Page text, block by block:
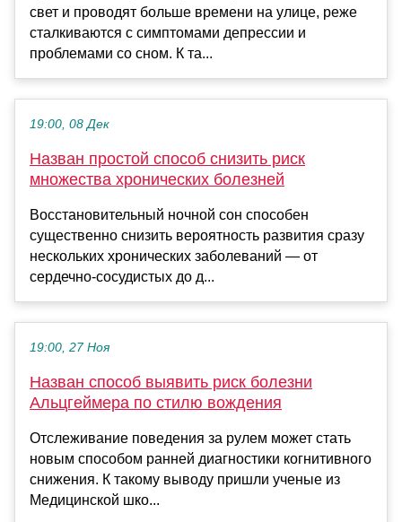
свет и проводят больше времени на улице, реже
сталкиваются с симптомами депрессии и
проблемами со сном. К та...
19:00, 08 Дек
Назван простой способ снизить риск
множества хронических болезней
Восстановительный ночной сон способен
существенно снизить вероятность развития сразу
нескольких хронических заболеваний — от
сердечно-сосудистых до д...
19:00, 27 Ноя
Назван способ выявить риск болезни
Альцгеймера по стилю вождения
Отслеживание поведения за рулем может стать
новым способом ранней диагностики когнитивного
снижения. К такому выводу пришли ученые из
Медицинской шко...